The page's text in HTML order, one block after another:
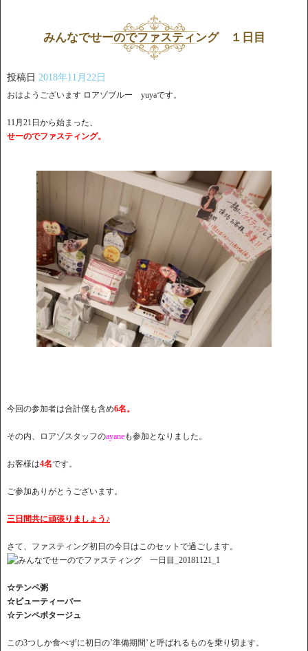
みんなでせーのでファスティング １日目
投稿日 2018年11月22日
おはようございます ロアゾブルー yuyaです。
11月21日から始まった、
せーのでファスティング。
今回の参加者は合計僕も含め6名。
その内、ロアゾスタッフのayaneも参加となりました。
お客様は4名です。
ご参加ありがとうございます。
三日間共に頑張りましょう♪
さて、ファスティング初日の今日はこのセットで過ごします。
☆テンペ粥
☆ビューティーバー
☆テンペポタージュ
この3つしか食べずに初日の’準備期間’と呼ばれるものを乗り切ます。